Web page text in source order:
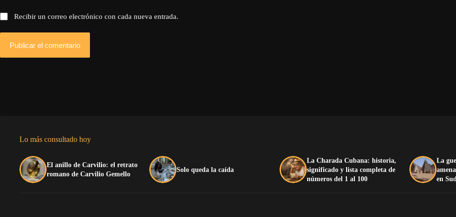
Recibir un correo electrónico con cada nueva entrada.
Publicar el comentario
Lo más consultado hoy
El anillo de Carvilio: el retrato
romano de Carvilio Gemello
Solo queda la caída
La Charada Cubana: historia,
significado y lista completa de
números del 1 al 100
La
en